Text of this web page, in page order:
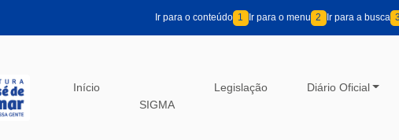
Ir para o conteúdo 1 Ir para o menu 2 Ir para a busca
Início
SIGMA
Legislação Diário Oficial